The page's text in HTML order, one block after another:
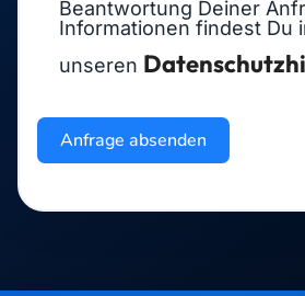
Beantwortung Deiner
Informationen findest Du
unseren
Anfrage absenden